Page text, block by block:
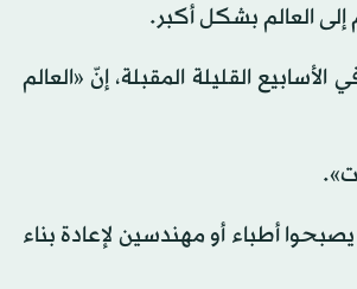
العالم بشكل أكبر.
القليلة المقبلة، إنّ «العالم
أطباء أو مهندسين لإعادة بناء